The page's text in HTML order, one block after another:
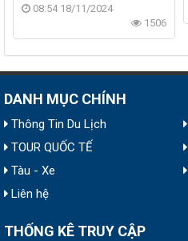
08:54 18/11/2024
1506
DANH MỤC CHÍNH
Thông Tin Du Lịch
TOUR QUỐC TẾ
Tàu - Xe
Liên hệ
THỐNG KÊ TRUY CẬP